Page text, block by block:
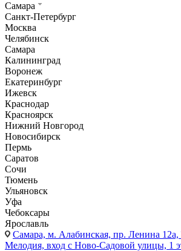
Самара
Санкт-Петербург
Москва
Челябинск
Самара
Калининград
Воронеж
Екатеринбург
Ижевск
Краснодар
Красноярск
Нижний Новгород
Новосибирск
Пермь
Саратов
Сочи
Тюмень
Ульяновск
Уфа
Чебоксары
Ярославль
Самара, м. Алабинская, пр. Ленина
Мелодия, вход с Ново-Садовой улицы, 1